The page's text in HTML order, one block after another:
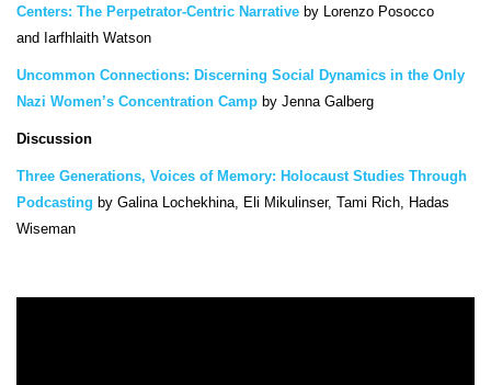
Centers: The Perpetrator-Centric Narrative by Lorenzo Posocco
and Iarfhlaith Watson
Uncommon Connections: Discerning Social Dynamics in the Only
Nazi Women’s Concentration Camp by Jenna Galberg
Discussion
Three Generations, Voices of Memory: Holocaust Studies Through
Podcasting by Galina Lochekhina, Eli Mikulinser, Tami Rich, Hadas
Wiseman